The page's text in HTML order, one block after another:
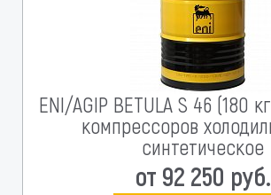
ENI/AGIP BETULA S 46 (180
компрессоров
синтетическое
от 92 250 руб.